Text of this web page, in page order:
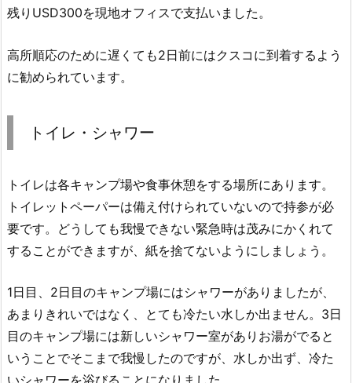
残りUSD300を現地オフィスで支払いました。
高所順応のために遅くても2日前にはクスコに到着するよう
に勧められています。
トイレ・シャワー
トイレは各キャンプ場や食事休憩をする場所にあります。
トイレットペーパーは備え付けられていないので持参が必
要です。どうしても我慢できない緊急時は茂みにかくれて
することができますが、紙を捨てないようにしましょう。
1日目、2日目のキャンプ場にはシャワーがありましたが、
あまりきれいではなく、とても冷たい水しか出ません。3日
目のキャンプ場には新しいシャワー室がありお湯がでると
いうことでそこまで我慢したのですが、水しか出ず、冷た